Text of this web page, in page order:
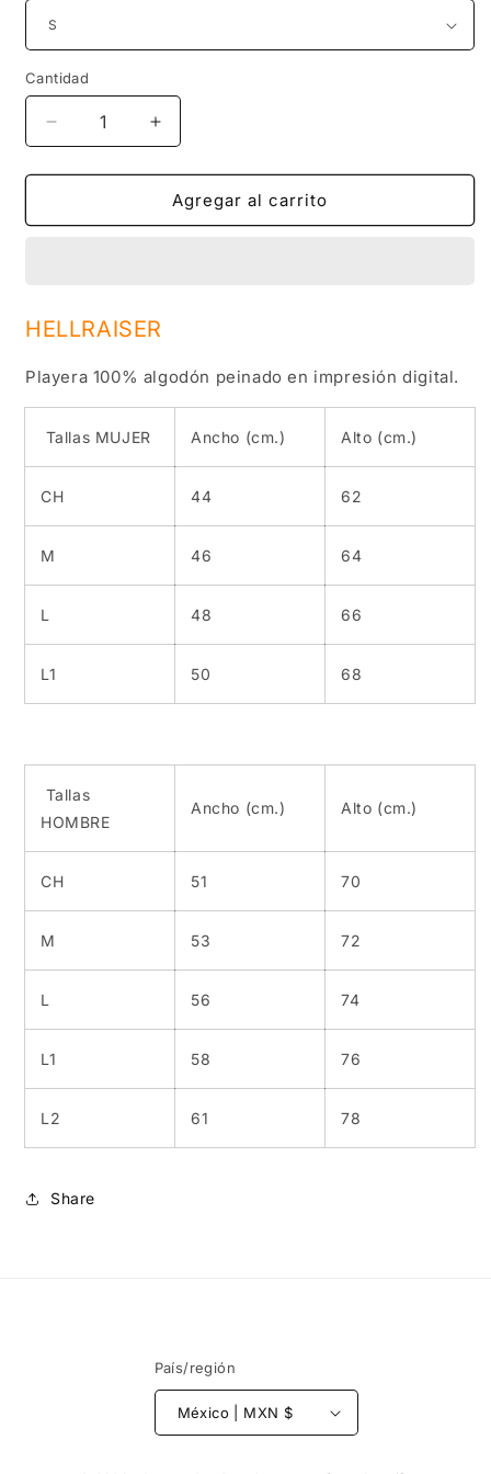
Cantidad
Reducir
cantidad
para
Aumentar
cantidad
para
HELLRAISER
Agregar al carrito
HELLRAISER
Playera 100% algodón peinado en impresión digital.
Tallas MUJER Ancho (cm.) Alto (cm.)
CH 44 62
M 46 64
L 48 66
L1 50 68
Tallas
HOMBRE
Ancho (cm.) Alto (cm.)
CH 51 70
M 53 72
L 56 74
L1 58 76
L2 61 78
Share
País/región
México | MXN $